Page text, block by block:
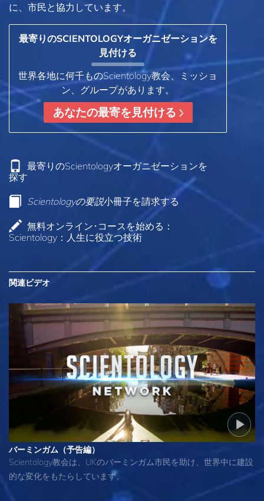
に、市民と協力しています。
最寄りのSCIENTOLOGYオーガニゼーションを
見付ける
世界各地に何千ものScientology教会、ミッショ
ン、グループがあります。
あなたの最寄を見付ける
最寄りのScientologyオーガニゼーションを
探す
Scientologyの要説小冊子を請求する
無料オンライン･コースを始める：
Scientology：人生に役立つ技術
関連ビデオ
バーミンガム（予告編）
Scientology教会は、UKのバーミンガム市民を助け、世界中に建設
的な変化をもたらしています。